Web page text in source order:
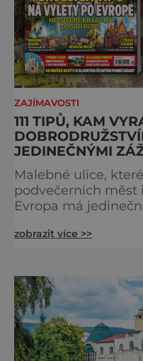
ZAJÍMAVOSTI
111 TIPŮ, KAM
JEDINEČNÝMI
Malebné ulice,
podvečerních měst
Evropa má
zve na cestu plnou
podobě. Města s neopakovatelnou
atmosférou
měst, která patří k
zobrazit více >>